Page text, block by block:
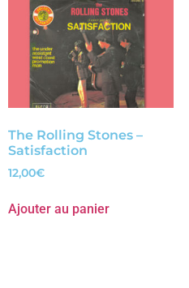
The Rolling Stones –
Satisfaction
12,00€
Ajouter au panier